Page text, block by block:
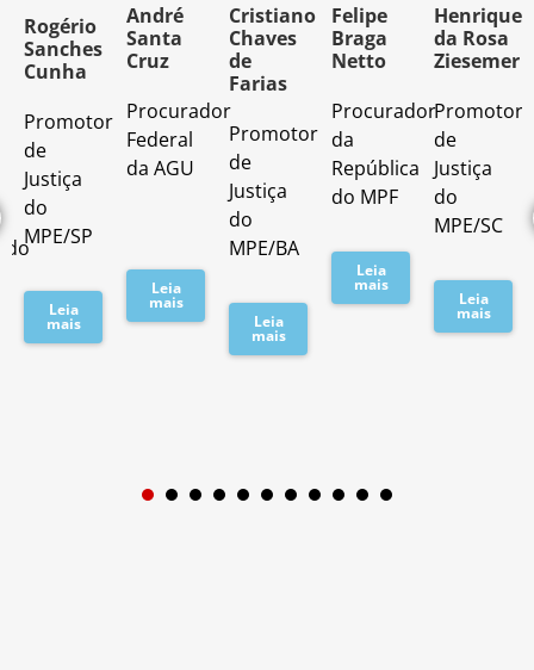
Rogério
Sanches
Cunha
Promotor
de
Justiça
do
MPE/SP
Leia
mais
André
Santa
Cruz
Procurador
Federal
da AGU
Leia
mais
Cristiano
Chaves
de
Farias
Promotor
de
Justiça
do
MPE/BA
Leia
mais
Felipe
Braga
Netto
Procurador
da
República
do MPF
Leia
mais
Henrique
da Rosa
Ziesemer
Promotor
de
Justiça
do
MPE/SC
Leia
mais
1 2 3